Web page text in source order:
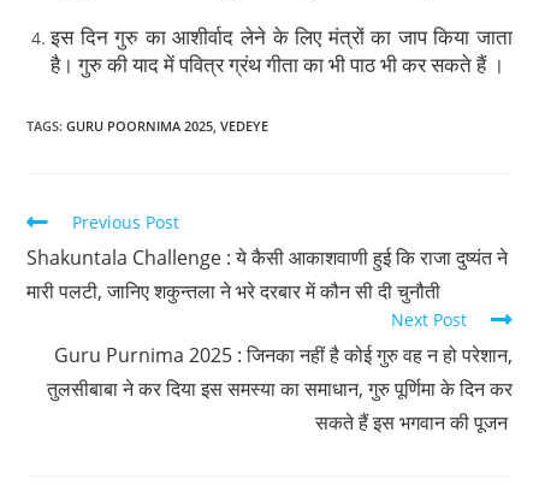
इस दिन गुरु का आशीर्वाद लेने के लिए मंत्रों का जाप किया जाता
है। गुरु की याद में पवित्र ग्रंथ गीता का भी पाठ भी कर सकते हैं ।
TAGS:GURU POORNIMA 2025 VEDEYE
Previous Post
Shakuntala Challenge : ये कैसी आकाशवाणी हुई कि राजा दुष्यंत ने
मारी पलटी, जानिए शकुन्तला ने भरे दरबार में कौन सी दी चुनौती
Next Post
Guru Purnima 2025 : जिनका नहीं है कोई गुरु वह न हो परेशान,
तुलसीबाबा ने कर दिया इस समस्या का समाधान, गुरु पूर्णिमा के दिन कर
सकते हैं इस भगवान की पूजन